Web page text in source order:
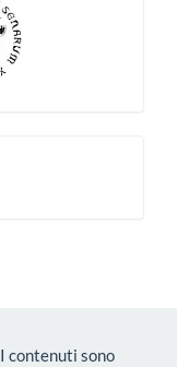
I contenuti sono